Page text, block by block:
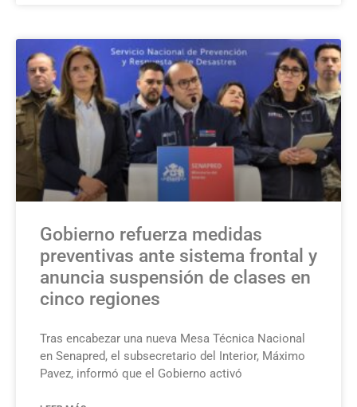
Gobierno refuerza medidas
preventivas ante sistema frontal y
anuncia suspensión de clases en
cinco regiones
Tras encabezar una nueva Mesa Técnica Nacional
en Senapred, el subsecretario del Interior, Máximo
Pavez, informó que el Gobierno activó